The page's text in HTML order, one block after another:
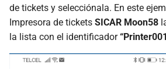
de tickets y selecciónala. En este
Impresora de tickets SICAR Moon58
la lista con el identificador